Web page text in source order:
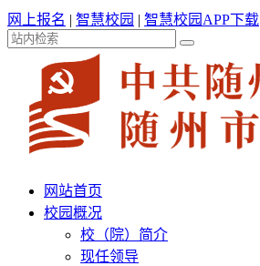
网上报名 | 智慧校园 | 智慧校园APP下载
网站首页
校园概况
校（院）简介
现任领导